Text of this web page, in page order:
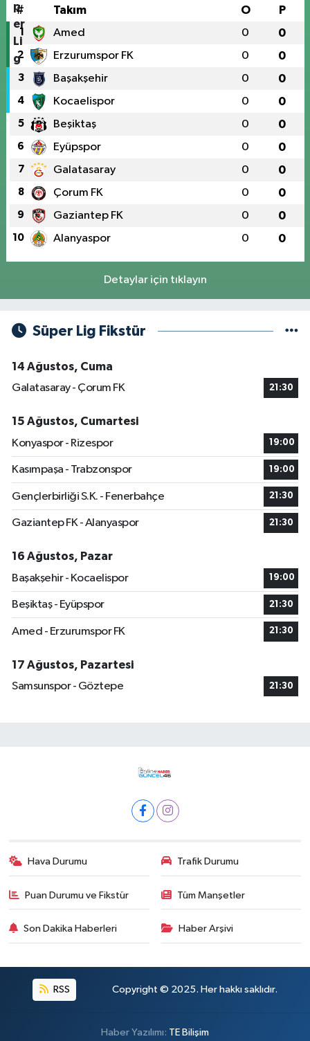
# Takım O P
1 Amed 0 0
2 Erzurumspor FK 0 0
3 Başakşehir 0 0
4 Kocaelispor 0 0
5 Beşiktaş 0 0
6 Eyüpspor 0 0
7 Galatasaray 0 0
8 Çorum FK 0 0
9 Gaziantep FK 0 0
10 Alanyaspor 0 0
Detaylar için tıklayın
Süper Lig Fikstür
14 Ağustos, Cuma
Galatasaray - Çorum FK
21:30
15 Ağustos, Cumartesi
Konyaspor - Rizespor
19:00
Kasımpaşa - Trabzonspor 19:00
Gençlerbirliği S.K. - Fenerbahçe 21:30
Gaziantep FK - Alanyaspor 21:30
16 Ağustos, Pazar
Başakşehir - Kocaelispor
19:00
Beşiktaş - Eyüpspor 21:30
Amed - Erzurumspor FK 21:30
17 Ağustos, Pazartesi
Samsunspor - Göztepe
21:30
Hava Durumu Trafik Durumu
Puan Durumu ve Fikstür Tüm Manşetler
Son Dakika Haberleri Haber Arşivi
RSS Copyright © 2025. Her hakkı saklıdır.
Haber Yazılımı: TE Bilişim